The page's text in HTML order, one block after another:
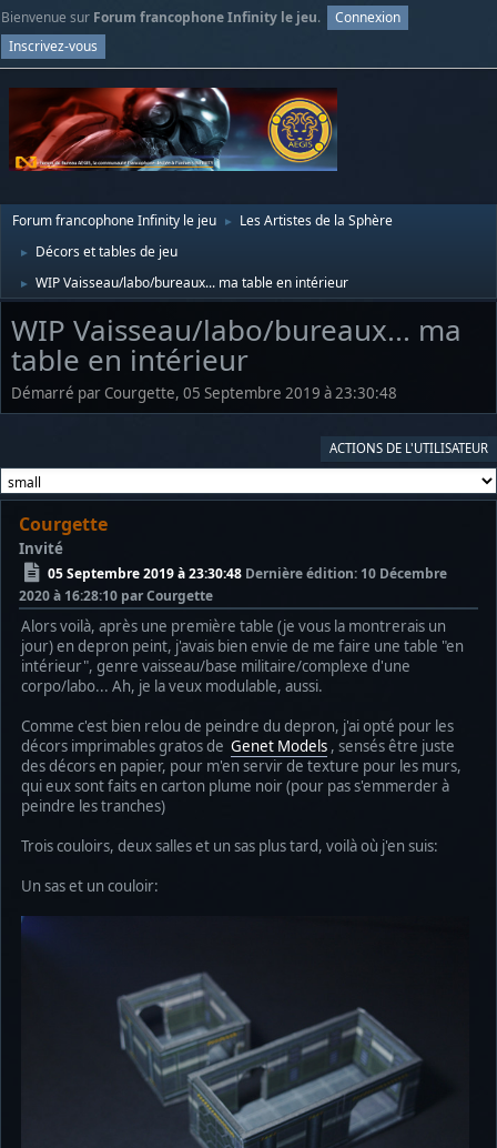
Bienvenue sur Forum francophone Infinity le jeu.
Connexion
Inscrivez-vous
Forum francophone Infinity le jeu ► Les Artistes de la Sphère
► Décors et tables de jeu
► WIP Vaisseau/labo/bureaux... ma table en intérieur
WIP Vaisseau/labo/bureaux... ma
table en intérieur
Démarré par Courgette, 05 Septembre 2019 à 23:30:48
ACTIONS DE L'UTILISATEUR
Courgette
Invité
05 Septembre 2019 à 23:30:48 Dernière édition: 10 Décembre
2020 à 16:28:10 par Courgette
Alors voilà, après une première table (je vous la montrerais un
jour) en depron peint, j'avais bien envie de me faire une table "en
intérieur", genre vaisseau/base militaire/complexe d'une
corpo/labo... Ah, je la veux modulable, aussi.
Comme c'est bien relou de peindre du depron, j'ai opté pour les
décors imprimables gratos de Genet Models , sensés être juste
des décors en papier, pour m'en servir de texture pour les murs,
qui eux sont faits en carton plume noir (pour pas s'emmerder à
peindre les tranches)
Trois couloirs, deux salles et un sas plus tard, voilà où j'en suis:
Un sas et un couloir: